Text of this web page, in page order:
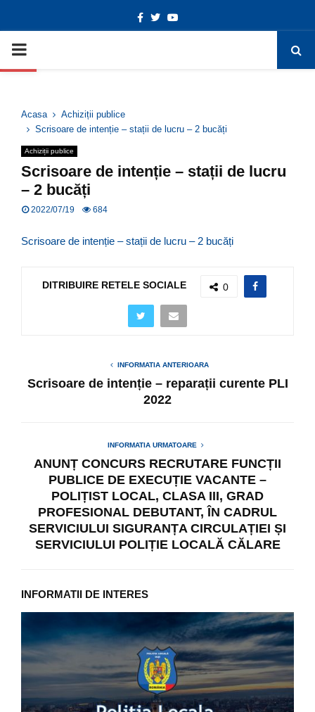
Deschide bara de unelte
Facebook
TwitterYoutube
PRIMARY
Acasa
Achiziții publice
Scrisoare de intenție – stații de lucru – 2 bucăți
Achiziții publice
Scrisoare de intenție – stații de lucru
– 2 bucăți
2022/07/19 684
Scrisoare de intenție – stații de lucru – 2 bucăți
DITRIBUIRE RETELE SOCIALE 0
INFORMATIA ANTERIOARA
Scrisoare de intenție – reparații curente PLI
2022
INFORMATIA URMATOARE
ANUNȚ CONCURS RECRUTARE FUNCȚII
PUBLICE DE EXECUȚIE VACANTE –
POLIȚIST LOCAL, CLASA III, GRAD
PROFESIONAL DEBUTANT, ÎN CADRUL
SERVICIULUI SIGURANȚA CIRCULAȚIEI ȘI
SERVICIULUI POLIȚIE LOCALĂ CĂLARE
INFORMATII DE INTERES